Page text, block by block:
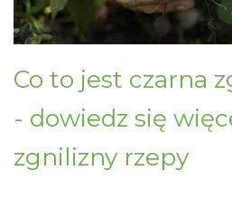
Co to jest czarna
- dowiedz się
zgnilizny rzepy